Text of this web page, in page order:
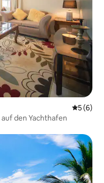
5 (6)
auf den Yachthafen